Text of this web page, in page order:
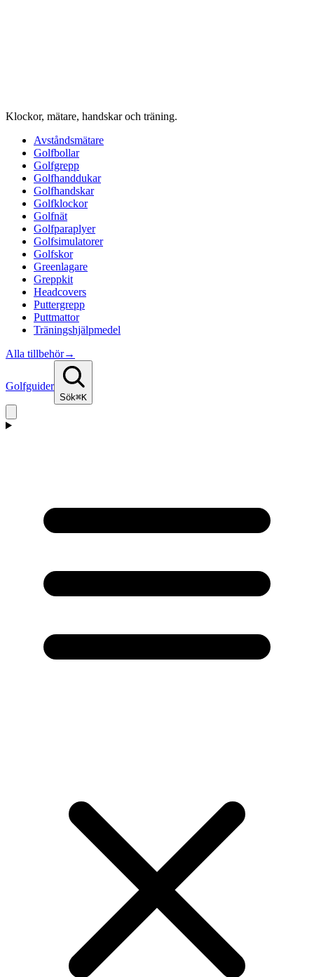
Klockor, mätare, handskar och träning.
Avståndsmätare
Golfbollar
Golfgrepp
Golfhanddukar
Golfhandskar
Golfklockor
Golfnät
Golfparaplyer
Golfsimulatorer
Golfskor
Greenlagare
Greppkit
Headcovers
Puttergrepp
Puttmattor
Träningshjälpmedel
Alla tillbehör→
Golfguider
Sök⌘K